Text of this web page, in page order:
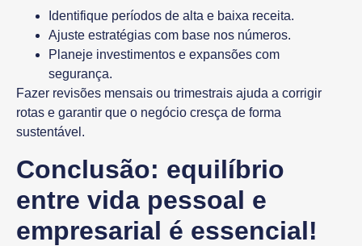
Identifique períodos de alta e baixa receita.
Ajuste estratégias com base nos números.
Planeje investimentos e expansões com
segurança.
Fazer revisões mensais ou trimestrais ajuda a corrigir
rotas e garantir que o negócio cresça de forma
sustentável.
Conclusão: equilíbrio
entre vida pessoal e
empresarial é essencial!